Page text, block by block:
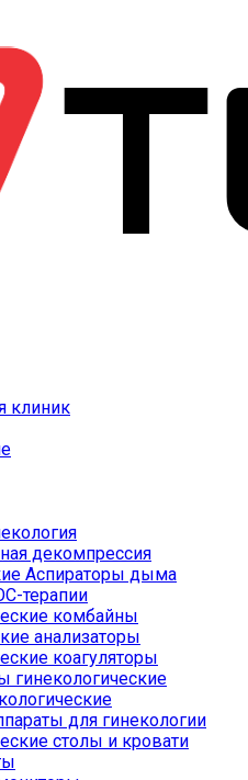
клиник
декомпрессия
Аспираторы дыма
терапии
комбайны
анализаторы
коагуляторы
гинекологические
для гинекологии
столы и кровати